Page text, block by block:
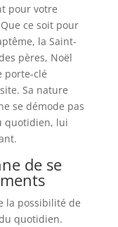
pour votre
ce soit pour
la Saint-
pères, Noël
porte-clé
Sa nature
se démode pas
quotidien, lui
de se
la possibilité de
quotidien.